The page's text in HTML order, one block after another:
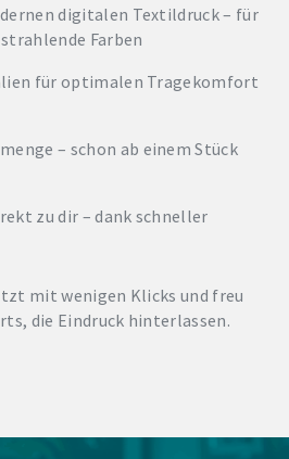
digitalen Textildruck – für
Farben
für optimalen Tragekomfort
– schon ab einem Stück
zu dir – dank schneller
mit wenigen Klicks und freu
die Eindruck hinterlassen.